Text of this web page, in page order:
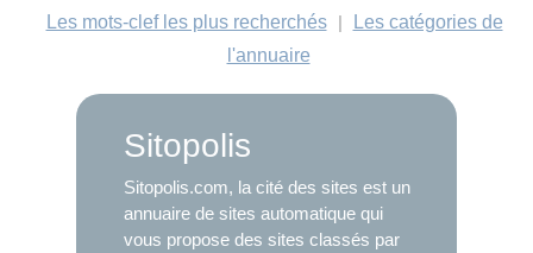
Les mots-clef les plus recherchés
|
Les catégories de
l'annuaire
Sitopolis
Sitopolis.com, la cité des sites est un
annuaire de sites automatique qui
vous propose des sites classés par